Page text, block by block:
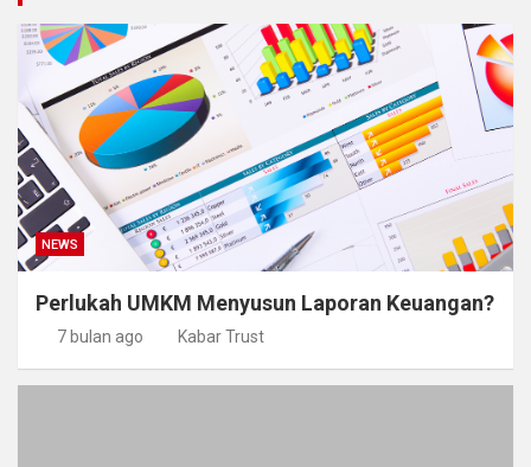
NEWS
Perlukah UMKM Menyusun Laporan Keuangan?
7 bulan ago Kabar Trust